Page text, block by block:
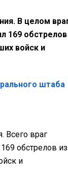
В целом
169 обстрелов
войск и
штаба
Всего враг
обстрелов из
и